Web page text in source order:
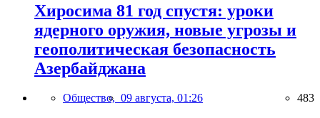
Хиросима 81 год спустя: уроки
ядерного оружия, новые угрозы и
геополитическая безопасность
Азербайджана
Общество, 09 августа, 01:26 483